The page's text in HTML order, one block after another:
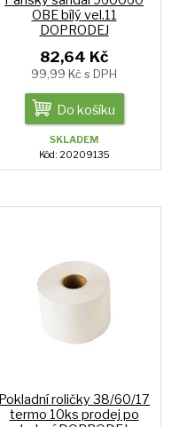
OBE bílý vel.11
DOPRODEJ
82,64 Kč
99,99 Kč s DPH
Do košíku
SKLADEM
Kód: 20209135
Pokladní roličky 38/60/17
termo 10ks prodej po